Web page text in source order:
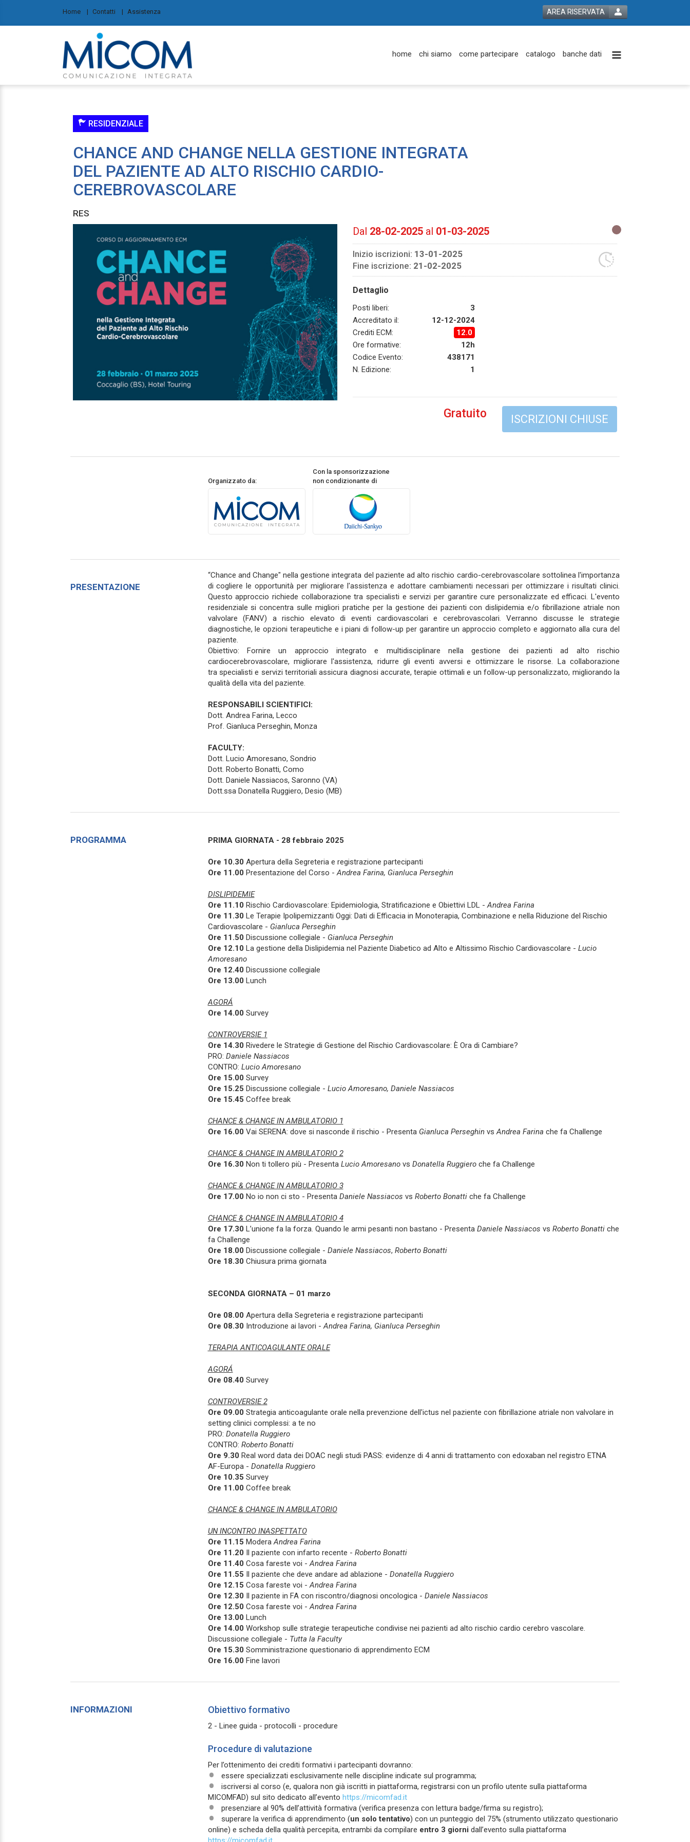
Home Contatti Assistenza AREA RISERVATA
home chi siamo come partecipare catalogo banche dati
RESIDENZIALE
CHANCE AND CHANGE NELLA GESTIONE INTEGRATA
DEL PAZIENTE AD ALTO RISCHIO CARDIO-
CEREBROVASCOLARE
RES
Dal 28-02-2025 al 01-03-2025
Inizio iscrizioni: 13-01-2025
Fine iscrizione: 21-02-2025
Dettaglio
Posti liberi:
3
Accreditato il:
12-12-2024
Crediti ECM:
12.0
Ore formative:
12h
Codice Evento:
438171
N. Edizione:
1
ISCRIZIONI CHIUSE
Gratuito
Organizzato da:
Con la sponsorizzazione
non condizionante di
PRESENTAZIONE
“Chance and Change" nella gestione integrata del paziente ad alto rischio cardio-cerebrovascolare sottolinea l'importanza
di cogliere le opportunità per migliorare l'assistenza e adottare cambiamenti necessari per ottimizzare i risultati clinici.
Questo approccio richiede collaborazione tra specialisti e servizi per garantire cure personalizzate ed efficaci. L'evento
residenziale si concentra sulle migliori pratiche per la gestione dei pazienti con dislipidemia e/o fibrillazione atriale non
valvolare (FANV) a rischio elevato di eventi cardiovascolari e cerebrovascolari. Verranno discusse le strategie
diagnostiche, le opzioni terapeutiche e i piani di follow-up per garantire un approccio completo e aggiornato alla cura del
paziente.
Obiettivo: Fornire un approccio integrato e multidisciplinare nella gestione dei pazienti ad alto rischio
cardiocerebrovascolare, migliorare l'assistenza, ridurre gli eventi avversi e ottimizzare le risorse. La collaborazione
tra specialisti e servizi territoriali assicura diagnosi accurate, terapie ottimali e un follow-up personalizzato, migliorando la
qualità della vita del paziente.
RESPONSABILI SCIENTIFICI:
Dott. Andrea Farina, Lecco
Prof. Gianluca Perseghin, Monza
FACULTY:
Dott. Lucio Amoresano, Sondrio
Dott. Roberto Bonatti, Como
Dott. Daniele Nassiacos, Saronno (VA)
Dott.ssa Donatella Ruggiero, Desio (MB)
PROGRAMMA PRIMA GIORNATA - 28 febbraio 2025
Ore 10.30 Apertura della Segreteria e registrazione partecipanti
Ore 11.00 Presentazione del Corso -Andrea Farina, Gianluca Perseghin
DISLIPIDEMIE
Ore 11.10 Rischio Cardiovascolare: Epidemiologia, Stratificazione e Obiettivi LDL -Andrea Farina
Ore 11.30 Le Terapie Ipolipemizzanti Oggi: Dati di Efficacia in Monoterapia, Combinazione e nella Riduzione del Rischio
Cardiovascolare - Gianluca Perseghin
Ore 11.50 Discussione collegiale - Gianluca Perseghin
Ore 12.10 La gestione della Dislipidemia nel Paziente Diabetico ad Alto e Altissimo Rischio Cardiovascolare - Lucio
Amoresano
Ore 12.40 Discussione collegiale
Ore 13.00 Lunch
AGORÁ
Ore 14.00 Survey
CONTROVERSIE 1
Ore 14.30 Rivedere le Strategie di Gestione del Rischio Cardiovascolare: È Ora di Cambiare?
PRO: Daniele Nassiacos
CONTRO: Lucio Amoresano
Ore 15.00 Survey
Ore 15.25 Discussione collegiale - Lucio Amoresano, Daniele Nassiacos
Ore 15.45 Coffee break
CHANCE & CHANGE IN AMBULATORIO 1
Ore 16.00 Vai SERENA: dove si nasconde il rischio - Presenta Gianluca PerseghinvsAndrea Farina che fa Challenge
CHANCE & CHANGE IN AMBULATORIO 2
Ore 16.30 Non ti tollero più - Presenta Lucio Amoresanovs Donatella Ruggieroche fa Challenge
CHANCE & CHANGE IN AMBULATORIO 3
Ore 17.00 No io non ci sto - Presenta Daniele Nassiacos vs Roberto Bonattiche fa Challenge
CHANCE & CHANGE IN AMBULATORIO 4
Ore 17.30 L’unione fa la forza. Quando le armi pesanti non bastano - Presenta Daniele Nassiacos vs Roberto Bonattiche
fa Challenge
Ore 18.00 Discussione collegiale - Daniele Nassiacos, Roberto Bonatti
Ore 18.30 Chiusura prima giornata
SECONDA GIORNATA – 01 marzo
Ore 08.00 Apertura della Segreteria e registrazione partecipanti
Ore 08.30 Introduzione ai lavori -Andrea Farina, Gianluca Perseghin
TERAPIA ANTICOAGULANTE ORALE
AGORÁ
Ore 08.40 Survey
CONTROVERSIE 2
Ore 09.00 Strategia anticoagulante orale nella prevenzione dell'ictus nel paziente con fibrillazione atriale non valvolare in
setting clinici complessi: a te no
PRO: Donatella Ruggiero
CONTRO: Roberto Bonatti
Ore 9.30 Real word data dei DOAC negli studi PASS: evidenze di 4 anni di trattamento con edoxaban nel registro ETNA
AF-Europa - Donatella Ruggiero
Ore 10.35 Survey
Ore 11.00 Coffee break
CHANCE & CHANGE IN AMBULATORIO
UN INCONTRO INASPETTATO
Ore 11.15 ModeraAndrea Farina
Ore 11.20 Il paziente con infarto recente - Roberto Bonatti
Ore 11.40 Cosa fareste voi -Andrea Farina
Ore 11.55 Il paziente che deve andare ad ablazione - Donatella Ruggiero
Ore 12.15 Cosa fareste voi -Andrea Farina
Ore 12.30 Il paziente in FA con riscontro/diagnosi oncologica - Daniele Nassiacos
Ore 12.50 Cosa fareste voi -Andrea Farina
Ore 13.00 Lunch
Ore 14.00 Workshop sulle strategie terapeutiche condivise nei pazienti ad alto rischio cardio cerebro vascolare.
Discussione collegiale - Tutta la Faculty
Ore 15.30 Somministrazione questionario di apprendimento ECM
Ore 16.00 Fine lavori
INFORMAZIONI Obiettivo formativo
2 - Linee guida - protocolli - procedure
Procedure di valutazione
Per l’ottenimento dei crediti formativi i partecipanti dovranno:
essere specializzati esclusivamente nelle discipline indicate sul programma;
iscriversi al corso (e, qualora non già iscritti in piattaforma, registrarsi con un profilo utente sulla piattaforma
MICOMFAD) sul sito dedicato all’evento https://micomfad.it
presenziare al 90% dell’attività formativa (verifica presenza con lettura badge/firma su registro);
superare la verifica di apprendimento (un solo tentativo) con un punteggio del 75% (strumento utilizzato questionario
online) e scheda della qualità percepita, entrambi da compilare entro 3 giorni dall’evento sulla piattaforma